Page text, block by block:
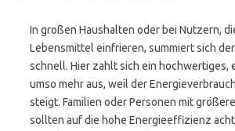
In großen Haushalten oder bei Nutzern,
Lebensmittel einfrieren, summiert sich
schnell. Hier zahlt sich ein hochwertiges,
umso mehr aus, weil der
steigt. Familien oder Personen mit
sollten auf die hohe Energieeffizienz